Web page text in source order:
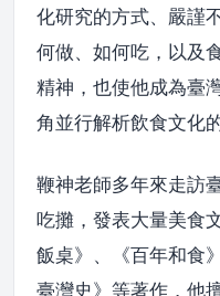
化研究的方式、嚴謹
何做、如何吃，以及
精神，也使他成為臺
角並行解析飲食文化
鞭神老師多年來走訪
吃攤，發表大量美食
飯桌》、《百年和食
臺灣史》等著作，他